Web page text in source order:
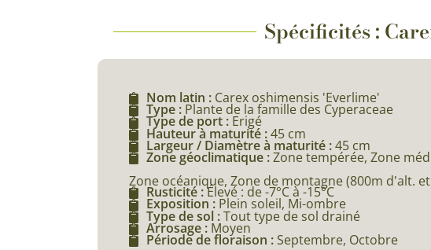
Spécificités :
Nom latin : Carex oshimensis 'Everlime'
Type : Plante de la famille des Cyperaceae
Type de port : Erigé
Hauteur à maturité :45 cm
Largeur / Diamètre à maturité :45 cm
Zone géoclimatique :Zone tempérée, Zone
Zone océanique, Zone de montagne (800m d'alt. et
Rusticité :Élevé : de -7°C à -15°C
Exposition : Plein soleil, Mi-ombre
Type de sol :Tout type de sol drainé
Arrosage : Moyen
Période de floraison :Septembre, Octobre